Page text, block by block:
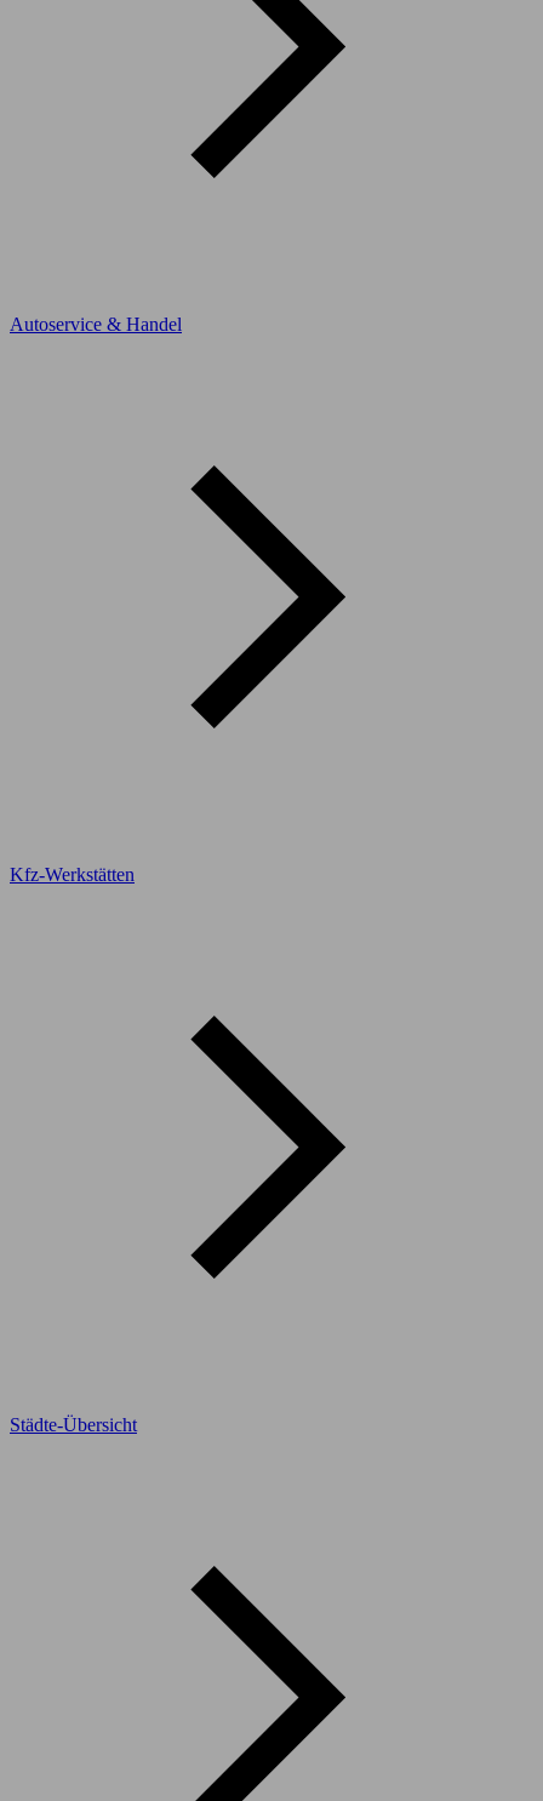
Autoservice & Handel
Kfz-Werkstätten
Städte-Übersicht